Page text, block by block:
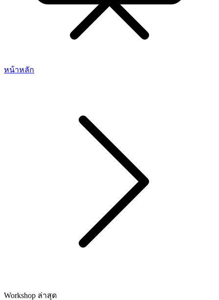
หน้าหลัก
Workshop ล่าสุด